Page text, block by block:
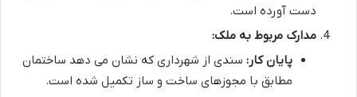
دست آورده است.
مدارک مربوط به ملک:
پایان کار: سندی از شهرداری که نشان می دهد ساختمان
مطابق با مجوزهای ساخت و ساز تکمیل شده است.